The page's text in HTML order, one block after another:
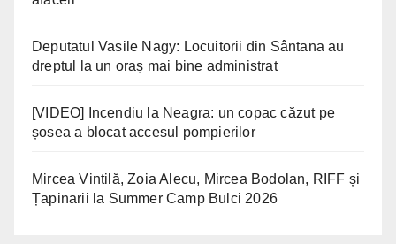
Deputatul Vasile Nagy: Locuitorii din Sântana au
dreptul la un oraș mai bine administrat
[VIDEO] Incendiu la Neagra: un copac căzut pe
șosea a blocat accesul pompierilor
Mircea Vintilă, Zoia Alecu, Mircea Bodolan, RIFF și
Țapinarii la Summer Camp Bulci 2026